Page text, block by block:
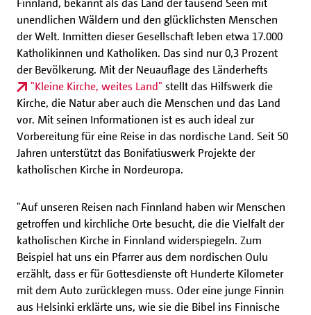
Finnland, bekannt als das Land der tausend Seen mit
unendlichen Wäldern und den glücklichsten Menschen
der Welt. Inmitten dieser Gesellschaft leben etwa 17.000
Katholikinnen und Katholiken. Das sind nur 0,3 Prozent
der Bevölkerung. Mit der Neuauflage des Länderhefts
"Kleine Kirche, weites Land" stellt das Hilfswerk die
Kirche, die Natur aber auch die Menschen und das Land
vor. Mit seinen Informationen ist es auch ideal zur
Vorbereitung für eine Reise in das nordische Land. Seit 50
Jahren unterstützt das Bonifatiuswerk Projekte der
katholischen Kirche in Nordeuropa.
"Auf unseren Reisen nach Finnland haben wir Menschen
getroffen und kirchliche Orte besucht, die die Vielfalt der
katholischen Kirche in Finnland widerspiegeln. Zum
Beispiel hat uns ein Pfarrer aus dem nordischen Oulu
erzählt, dass er für Gottesdienste oft Hunderte Kilometer
mit dem Auto zurücklegen muss. Oder eine junge Finnin
aus Helsinki erklärte uns, wie sie die Bibel ins Finnische